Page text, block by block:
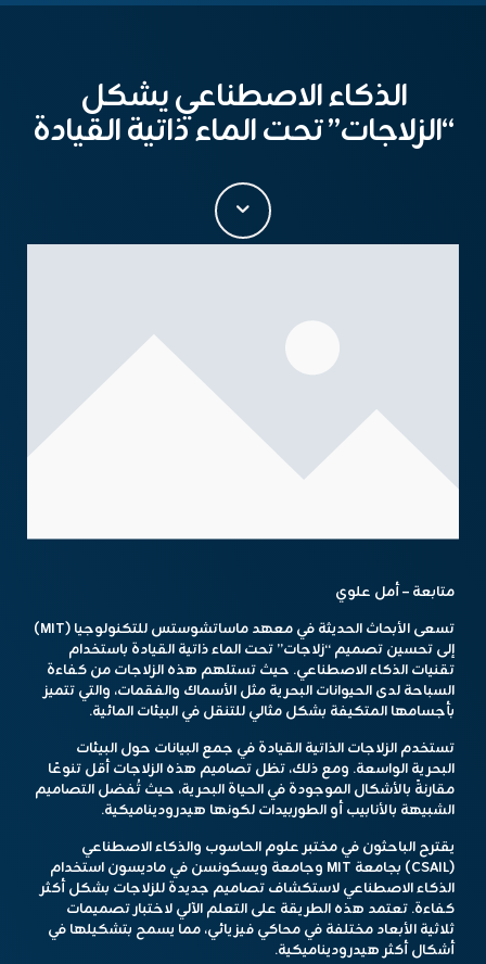
الذكاء الاصطناعي يشكل
“الزلاجات” تحت الماء ذاتية القيادة
متابعة – أمل علوي
تسعى الأبحاث الحديثة في معهد ماساتشوستس للتكنولوجيا (MIT)
إلى تحسين تصميم “زلاجات” تحت الماء ذاتية القيادة باستخدام
تقنيات الذكاء الاصطناعي. حيث تستلهم هذه الزلاجات من كفاءة
السباحة لدى الحيوانات البحرية مثل الأسماك والفقمات، والتي تتميز
بأجسامها المتكيفة بشكل مثالي للتنقل في البيئات المائية.
تستخدم الزلاجات الذاتية القيادة في جمع البيانات حول البيئات
البحرية الواسعة. ومع ذلك، تظل تصاميم هذه الزلاجات أقل تنوعًا
مقارنةً بالأشكال الموجودة في الحياة البحرية، حيث تُفضل التصاميم
الشبيهة بالأنابيب أو الطوربيدات لكونها هيدروديناميكية.
يقترح الباحثون في مختبر علوم الحاسوب والذكاء الاصطناعي
(CSAIL) بجامعة MIT وجامعة ويسكونسن في ماديسون استخدام
الذكاء الاصطناعي لاستكشاف تصاميم جديدة للزلاجات بشكل أكثر
كفاءة. تعتمد هذه الطريقة على التعلم الآلي لاختبار تصميمات
ثلاثية الأبعاد مختلفة في محاكي فيزيائي، مما يسمح بتشكيلها في
أشكال أكثر هيدروديناميكية.